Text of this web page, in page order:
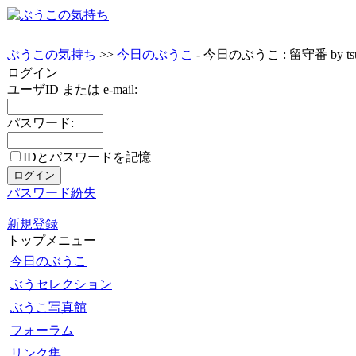
ぶうこの気持ち >> 今日のぶうこ - 今日のぶうこ : 留守番 by
ログイン
ユーザID または e-mail:
パスワード:
IDとパスワードを記憶
パスワード紛失
新規登録
トップメニュー
今日のぶうこ
ぶうセレクション
ぶうこ写真館
フォーラム
リンク集